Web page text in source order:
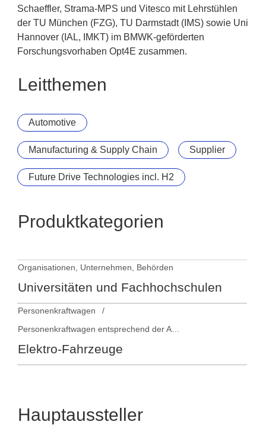
Schaeffler, Strama-MPS und Vitesco mit Lehrstühlen
der TU München (FZG), TU Darmstadt (IMS) sowie Uni
Hannover (IAL, IMKT) im BMWK-geförderten
Forschungsvorhaben Opt4E zusammen.
Leitthemen
Automotive
Manufacturing & Supply Chain Supplier
Future Drive Technologies incl. H2
Produktkategorien
Organisationen, Unternehmen, Behörden
Universitäten und Fachhochschulen
Personenkraftwagen
Elektro-Fahrzeuge
Hauptaussteller